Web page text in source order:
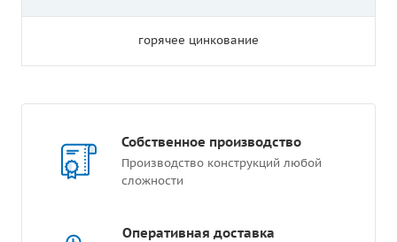
горячее цинкование
Собственное производство
Производство конструкций любой
сложности
Оперативная доставка